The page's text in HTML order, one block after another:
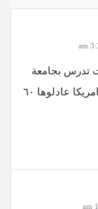
تدرس بجامعة
الملك عبدالعزيز سنتين ونص وعادلت المواد بامريكا عادلوها ٦٠